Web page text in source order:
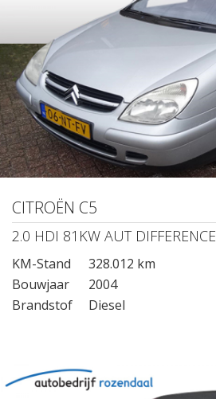
CITROËN C5
2.0 HDI 81KW AUT DIFFERENCE
KM-Stand
328.012 km
Bouwjaar
2004
Brandstof
Diesel